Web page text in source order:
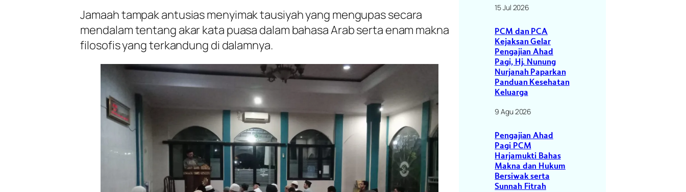
Jamaah tampak antusias menyimak tausiyah yang mengupas secara
mendalam tentang akar kata puasa dalam bahasa Arab serta enam makna
filosofis yang terkandung di dalamnya.
15 Jul 2026
PCM dan PCA
Kejaksan Gelar
Pengajian Ahad
Pagi, Hj. Nunung
Nurjanah Paparkan
Panduan Kesehatan
Keluarga
9 Agu 2026
Pengajian Ahad
Pagi PCM
Harjamukti Bahas
Makna dan Hukum
Bersiwak serta
Sunnah Fitrah